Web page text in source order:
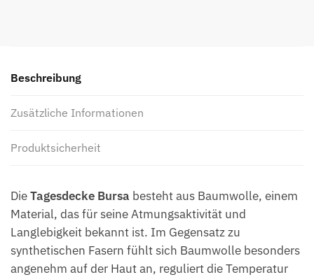
Beschreibung
Zusätzliche Informationen
Produktsicherheit
DieTagesdecke Bursa besteht aus Baumwolle, einem
Material, das für seine Atmungsaktivität und
Langlebigkeit bekannt ist. Im Gegensatz zu
synthetischen Fasern fühlt sich Baumwolle besonders
angenehm auf der Haut an, reguliert die Temperatur